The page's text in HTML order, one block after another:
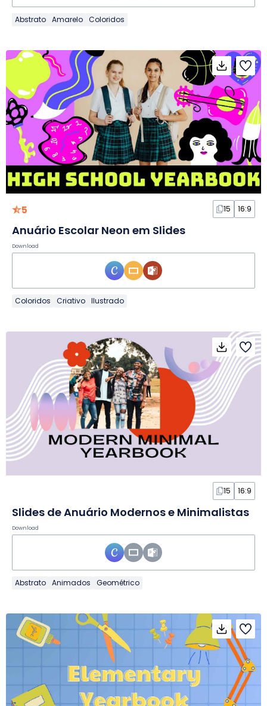
Abstrato Amarelo Coloridos
5 15 16:9
Anuário Escolar Neon em Slides
Download
Coloridos Criativo Ilustrado
15 16:9
Slides de Anuário Modernos e Minimalistas
Download
Abstrato Animados Geométrico